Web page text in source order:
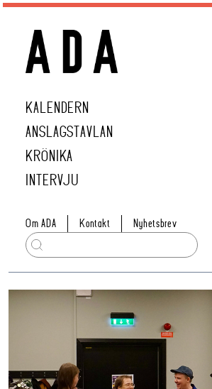
KALENDERN
ANSLAGSTAVLAN
KRÖNIKA
INTERVJU
Om ADA Kontakt Nyhetsbrev